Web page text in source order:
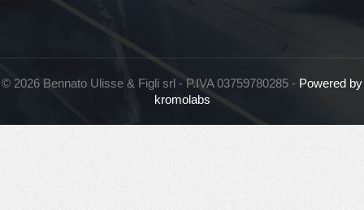
© 2026 Bennato Ulisse & Figli srl - P.IVA 03759780285 - Powered by
kromolabs